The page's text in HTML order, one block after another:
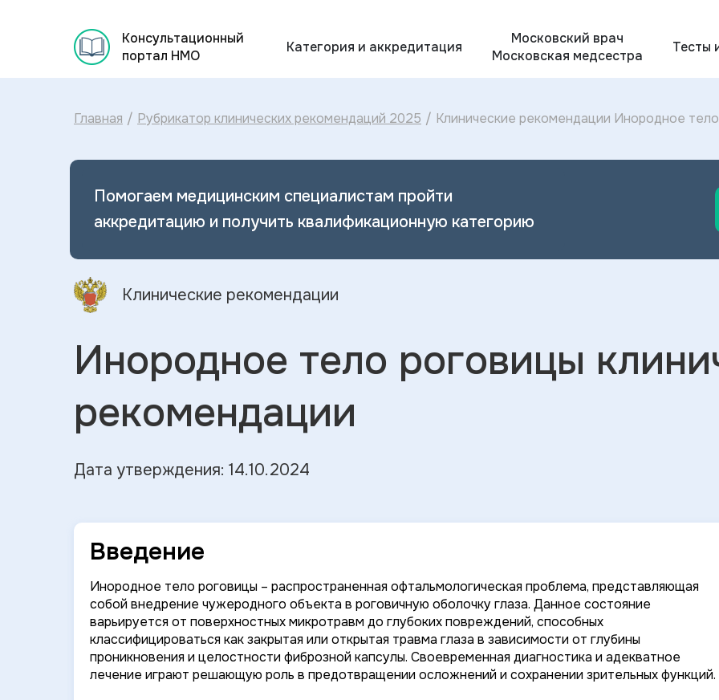
Консультационный
портал НМО
Категория и аккредитация
Московский врач
Московская медсестра
Тесты
Главная / Рубрикатор клинических рекомендаций 2025 / Клинические рекомендации Инородное
Помогаем медицинским специалистам пройти
аккредитацию и получить квалификационную категорию
Клинические рекомендации
Инородное тело роговицы
рекомендации
Дата утверждения: 14.10.2024
Введение
Инородное тело роговицы – распространенная офтальмологическая проблема, представляющая
собой внедрение чужеродного объекта в роговичную оболочку глаза. Данное состояние
варьируется от поверхностных микротравм до глубоких повреждений, способных
классифицироваться как закрытая или открытая травма глаза в зависимости от глубины
проникновения и целостности фиброзной капсулы. Своевременная диагностика и адекватное
лечение играют решающую роль в предотвращении осложнений и сохранении зрительных функций.